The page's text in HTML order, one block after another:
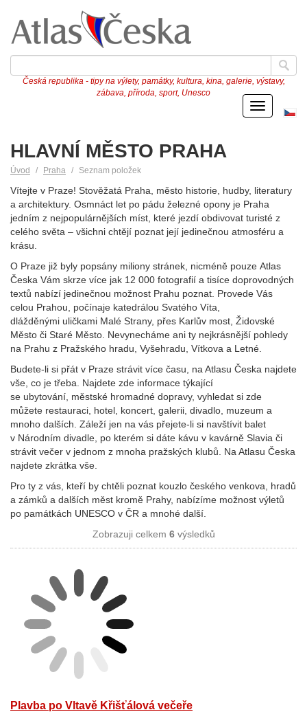
Česká republika - tipy na výlety, památky, kultura, kina, galerie, výstavy,
zábava, příroda, sport, Unesco
Menu
HLAVNÍ MĚSTO PRAHA
Úvod Praha Seznam položek
Vítejte v Praze! Stověžatá Praha, město historie, hudby, literatury
a architektury. Osmnáct let po pádu železné opony je Praha
jedním z nejpopulárnějších míst, které jezdí obdivovat turisté z
celého světa – všichni chtějí poznat její jedinečnou atmosféru a
krásu.
O Praze již byly popsány miliony stránek, nicméně pouze Atlas
Česka Vám skrze více jak 12 000 fotografií a tisíce doprovodných
textů nabízí jedinečnou možnost Prahu poznat. Provede Vás
celou Prahou, počínaje katedrálou Svatého Víta,
dlážděnými uličkami Malé Strany, přes Karlův most, Židovské
Město či Staré Město. Nevynecháme ani ty nejkrásnější pohledy
na Prahu z Pražského hradu, Vyšehradu, Vítkova a Letné.
Budete-li si přát v Praze strávit více času, na Atlasu Česka najdete
vše, co je třeba. Najdete zde informace týkající
se ubytování, městské hromadné dopravy, vyhledat si zde
můžete restauraci, hotel, koncert, galerii, divadlo, muzeum a
mnoho dalších. Záleží jen na vás přejete-li si navštívit balet
v Národním divadle, po kterém si dáte kávu v kavárně Slavia či
strávit večer v jednom z mnoha pražských klubů. Na Atlasu Česka
najdete zkrátka vše.
Pro ty z vás, kteří by chtěli poznat kouzlo českého venkova, hradů
a zámků a dalších měst kromě Prahy, nabízíme možnost výletů
po památkách UNESCO v ČR a mnohé další.
Zobrazuji celkem 6výsledků
Plavba po Vltavě Křišťálová večeře